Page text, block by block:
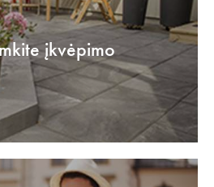
įkvėpimo